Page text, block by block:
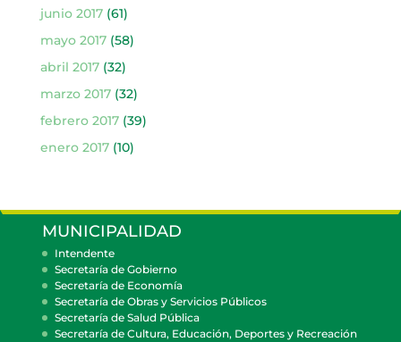
junio 2017(61)
mayo 2017(58)
abril 2017(32)
marzo 2017(32)
febrero 2017(39)
enero 2017(10)
MUNICIPALIDAD
Intendente
Secretaría de Gobierno
Secretaría de Economía
Secretaría de Obras y Servicios Públicos
Secretaría de Salud Pública
Secretaría de Cultura, Educación, Deportes y Recreación